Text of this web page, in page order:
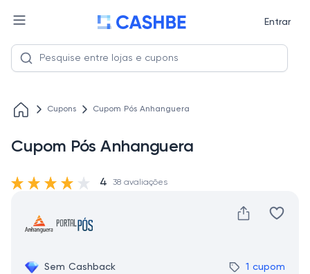
Entrar
Cupons Cupom Pós Anhanguera
Cupom Pós Anhanguera
Sem Cashback 1 cupom
4 38 avaliações